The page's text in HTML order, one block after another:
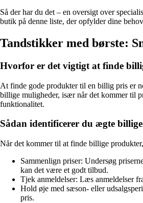
Så der har du det – en oversigt over
butik på denne liste, der opfylder dine
Tandstikker med børste:
Hvorfor er det vigtigt at finde
At finde gode produkter til en billig pris er
billige muligheder, især når det kommer til
funktionalitet.
Sådan identificerer du ægte
Når det kommer til at finde billige
Sammenlign priser: Undersøg
kan det være et godt tilbud.
Tjek anmeldelser: Læs anmeldelser
Hold øje med sæson- eller
pris.